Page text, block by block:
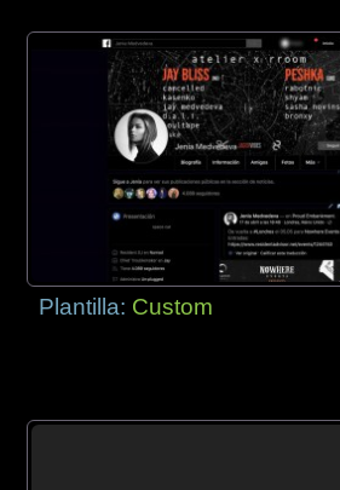
Plantilla: Custom